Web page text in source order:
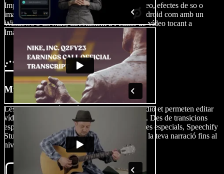
Importa fàcilment les teves gravacions de vídeo, efectes de so o
imatges, tant si has gravat amb l’iPhone o Android com amb un
Windows o un Mac, directament a l’editor de vídeo tocant a
Imatges/Vídeos.
Munta la teva pel·lícula
Les eines d’edició de vídeo de Speechify Studio et permeten editar
vídeos i muntar seqüències d’acció trepidants. Des de transicions
espectaculars fins a adhesius explosius i efectes especials, Speechify
Studio et dona tot el que necessites per portar la teva narració fins al
nivell de Hollywood.